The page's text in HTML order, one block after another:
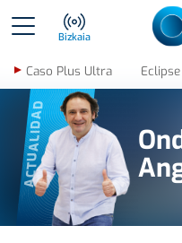
Bizkaia
Caso Plus Ultra Eclipse
ACTUALIDAD